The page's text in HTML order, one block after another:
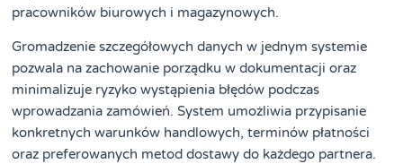
pracowników biurowych i magazynowych.
Gromadzenie szczegółowych danych w jednym systemie
pozwala na zachowanie porządku w dokumentacji oraz
minimalizuje ryzyko wystąpienia błędów podczas
wprowadzania zamówień. System umożliwia przypisanie
konkretnych warunków handlowych, terminów płatności
oraz preferowanych metod dostawy do każdego partnera.